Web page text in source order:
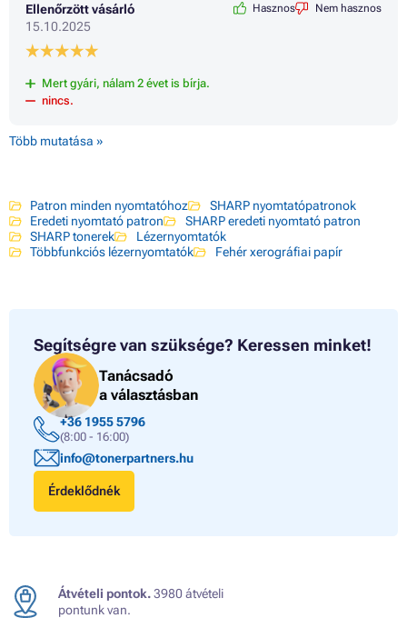
Ellenőrzött vásárló
15.10.2025
Hasznos Nem hasznos
Mert gyári, nálam 2 évet is bírja.
nincs.
Több mutatása »
Patron minden nyomtatóhoz
SHARP nyomtatópatronok
Eredeti nyomtató patron
SHARP eredeti nyomtató patron
SHARP tonerek
Lézernyomtatók
Többfunkciós lézernyomtatók
Fehér xerográfiai papír
Segítségre van szüksége? Keressen minket!
Tanácsadó
a választásban
+36 1955 5796
(8:00 - 16:00)
info@tonerpartners.hu
Érdeklődnék
Átvételi pontok.3980 átvételi
pontunk van.